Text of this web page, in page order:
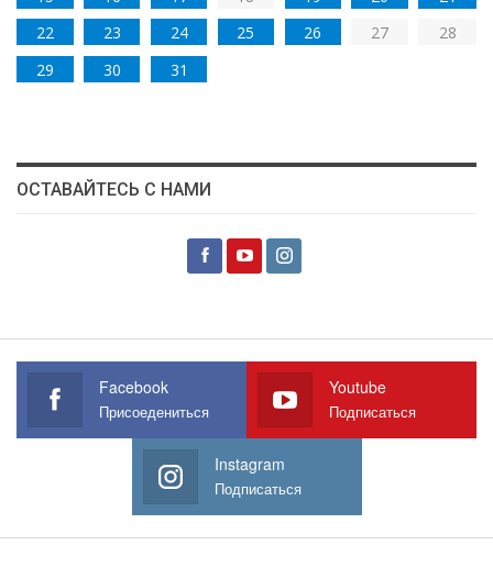
22
23 24 25 26 27
28
29
30 31
ОСТАВАЙТЕСЬ С НАМИ
Facebook
Присоедениться
Youtube
Подписаться
Instagram
Подписаться